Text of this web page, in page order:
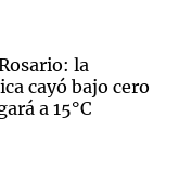
la
cayó bajo cero
a 15°C